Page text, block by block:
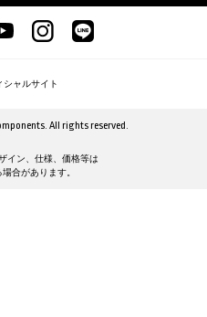
シャルサイト
All rights reserved.
イン、仕様、価格等は
合があります。